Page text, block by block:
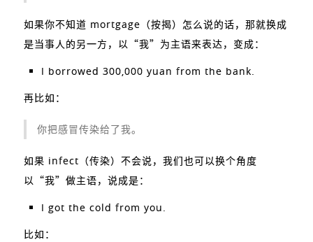
如果你不知道 mortgage（按揭）怎么说的话，那就换成
是当事人的另一方，以“我”为主语来表达，变成：
I borrowed 300,000 yuan from the bank.
再比如：
你把感冒传染给了我。
如果 infect（传染）不会说，我们也可以换个角度
以“我”做主语，说成是：
I got the cold from you.
比如：